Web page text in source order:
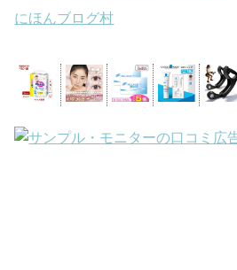
にほんブログ村